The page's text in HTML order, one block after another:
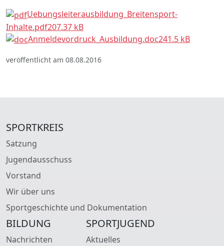
Uebungsleiterausbildung_Breitensport-
Inhalte.pdf207.37 kB
Anmeldevordruck_Ausbildung.doc241.5 kB
veröffentlicht am 08.08.2016
SPORTKREIS
Satzung
Jugendausschuss
Vorstand
Wir über uns
Sportgeschichte und Dokumentation
BILDUNG
Nachrichten
SPORTJUGEND
Aktuelles